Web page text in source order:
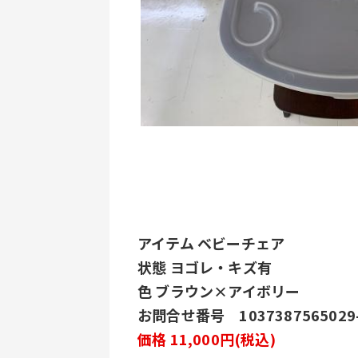
アイテム ベビーチェア
状態 ヨゴレ・キズ有
色 ブラウン×アイボリー
お問合せ番号
価格 11,000円(税込)